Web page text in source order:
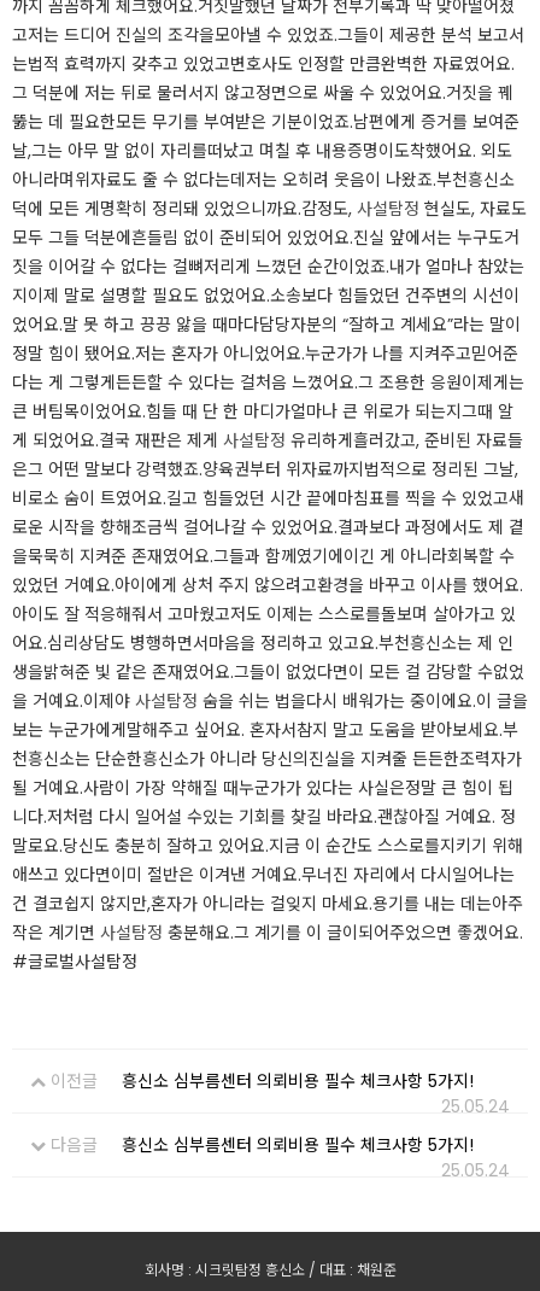
까지 꼼꼼하게 체크했어요.거짓말했던 날짜가 전부기록과 딱 맞아떨어졌
고저는 드디어 진실의 조각을모아낼 수 있었죠.그들이 제공한 분석 보고서
는법적 효력까지 갖추고 있었고변호사도 인정할 만큼완벽한 자료였어요.
그 덕분에 저는 뒤로 물러서지 않고정면으로 싸울 수 있었어요.거짓을 꿰
뚫는 데 필요한모든 무기를 부여받은 기분이었죠.남편에게 증거를 보여준
날,그는 아무 말 없이 자리를떠났고 며칠 후 내용증명이도착했어요. 외도
아니라며위자료도 줄 수 없다는데저는 오히려 웃음이 나왔죠.부천흥신소
덕에 모든 게명확히 정리돼 있었으니까요.감정도, 사설탐정 현실도, 자료도
모두 그들 덕분에흔들림 없이 준비되어 있었어요.진실 앞에서는 누구도거
짓을 이어갈 수 없다는 걸뼈저리게 느꼈던 순간이었죠.내가 얼마나 참았는
지이제 말로 설명할 필요도 없었어요.소송보다 힘들었던 건주변의 시선이
었어요.말 못 하고 끙끙 앓을 때마다담당자분의 “잘하고 계세요”라는 말이
정말 힘이 됐어요.저는 혼자가 아니었어요.누군가가 나를 지켜주고믿어준
다는 게 그렇게든든할 수 있다는 걸처음 느꼈어요.그 조용한 응원이제게는
큰 버팀목이었어요.힘들 때 단 한 마디가얼마나 큰 위로가 되는지그때 알
게 되었어요.결국 재판은 제게 사설탐정 유리하게흘러갔고, 준비된 자료들
은그 어떤 말보다 강력했죠.양육권부터 위자료까지법적으로 정리된 그날,
비로소 숨이 트였어요.길고 힘들었던 시간 끝에마침표를 찍을 수 있었고새
로운 시작을 향해조금씩 걸어나갈 수 있었어요.결과보다 과정에서도 제 곁
을묵묵히 지켜준 존재였어요.그들과 함께였기에이긴 게 아니라회복할 수
있었던 거예요.아이에게 상처 주지 않으려고환경을 바꾸고 이사를 했어요.
아이도 잘 적응해줘서 고마웠고저도 이제는 스스로를돌보며 살아가고 있
어요.심리상담도 병행하면서마음을 정리하고 있고요.부천흥신소는 제 인
생을밝혀준 빛 같은 존재였어요.그들이 없었다면이 모든 걸 감당할 수없었
을 거예요.이제야 사설탐정 숨을 쉬는 법을다시 배워가는 중이에요.이 글을
보는 누군가에게말해주고 싶어요. 혼자서참지 말고 도움을 받아보세요.부
천흥신소는 단순한흥신소가 아니라 당신의진실을 지켜줄 든든한조력자가
될 거예요.사람이 가장 약해질 때누군가가 있다는 사실은정말 큰 힘이 됩
니다.저처럼 다시 일어설 수있는 기회를 찾길 바라요.괜찮아질 거예요. 정
말로요.당신도 충분히 잘하고 있어요.지금 이 순간도 스스로를지키기 위해
애쓰고 있다면이미 절반은 이겨낸 거예요.무너진 자리에서 다시일어나는
건 결코쉽지 않지만,혼자가 아니라는 걸잊지 마세요.용기를 내는 데는아주
작은 계기면 사설탐정 충분해요.그 계기를 이 글이되어주었으면 좋겠어요.​​​
#글로벌사설탐정
이전글
흥신소 심부름센터 의뢰비용 필수 체크사항 5가지!
25.05.24
다음글
흥신소 심부름센터 의뢰비용 필수 체크사항 5가지!
25.05.24
회사명 : 시크릿탐정 흥신소 / 대표 : 채원준